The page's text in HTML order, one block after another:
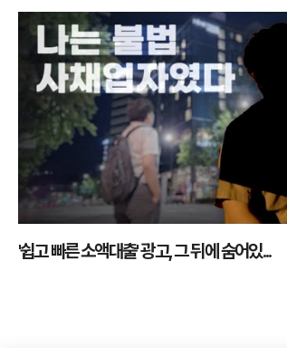
'쉽고 빠른 소액대출' 광고, 그 뒤에 숨어있...